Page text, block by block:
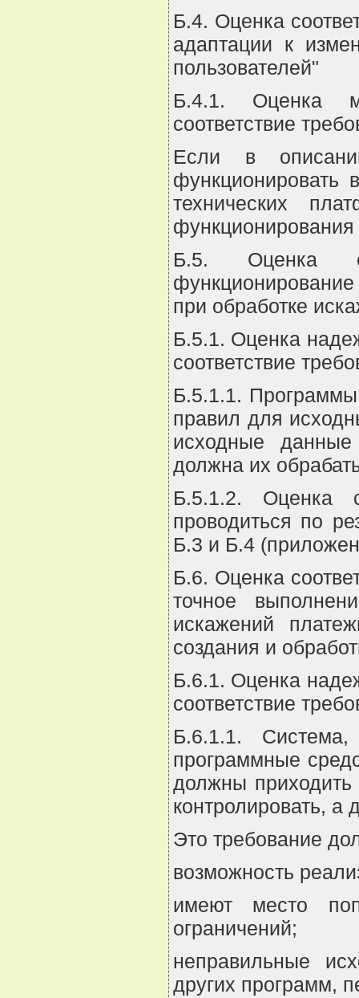
Б.4. Оценка
адаптации к
пользователей"
Б.4.1. Оценка
соответствие
Если в
функционировать
технических
Б.5. Оценка
при обработке
Б.5.1. Оценка
соответствие
Б.5.1.1.
правил для
исходные
должна их
Б.5.1.2. Оценка
проводиться по
Б.3 и Б.4
Б.6. Оценка
точное
искажений
создания и
Б.6.1. Оценка
соответствие
Б.6.1.1. Система,
программные
должны приходить
контролировать,
Это требование
возможность
имеют место
ограничений;
неправильные
других программ,